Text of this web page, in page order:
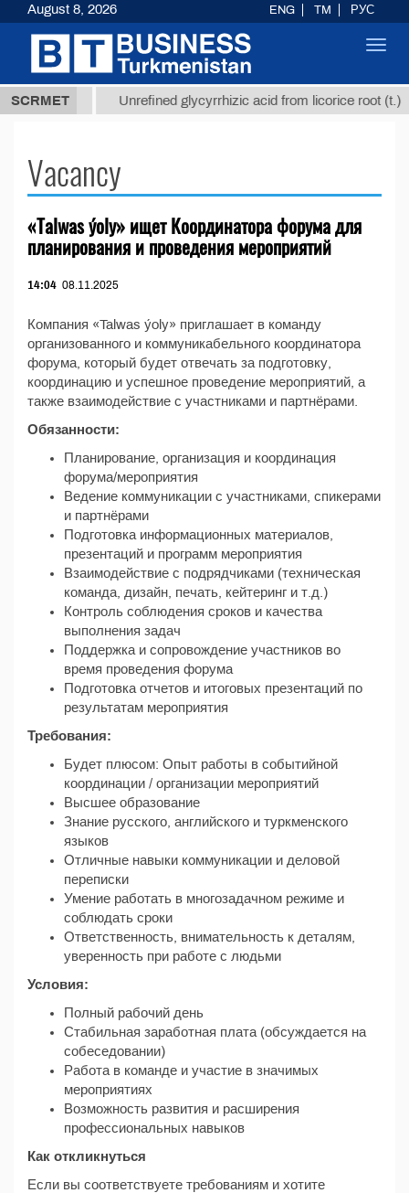
SCRMET
37,8 ТМТ Unrefined glycyrrhizic acid from licorice root (t.)
Vacancy
«Talwas ýoly» ищет Координатора форума для
планирования и проведения мероприятий
14:04 08.11.2025
Компания «Talwas ýoly» приглашает в команду
организованного и коммуникабельного координатора
форума, который будет отвечать за подготовку,
координацию и успешное проведение мероприятий, а
также взаимодействие с участниками и партнёрами.
Обязанности:
Планирование, организация и координация
форума/мероприятия
Ведение коммуникации с участниками, спикерами
и партнёрами
Подготовка информационных материалов,
презентаций и программ мероприятия
Взаимодействие с подрядчиками (техническая
команда, дизайн, печать, кейтеринг и т.д.)
Контроль соблюдения сроков и качества
выполнения задач
Поддержка и сопровождение участников во
время проведения форума
Подготовка отчетов и итоговых презентаций по
результатам мероприятия
Требования:
Будет плюсом: Опыт работы в событийной
координации / организации мероприятий
Высшее образование
Знание русского, английского и туркменского
языков
Отличные навыки коммуникации и деловой
переписки
Умение работать в многозадачном режиме и
соблюдать сроки
Ответственность, внимательность к деталям,
уверенность при работе с людьми
Условия:
Полный рабочий день
Стабильная заработная плата (обсуждается на
собеседовании)
Работа в команде и участие в значимых
мероприятиях
Возможность развития и расширения
профессиональных навыков
Как откликнуться
Если вы соответствуете требованиям и хотите
August 8, 2026 ENG TM РУС